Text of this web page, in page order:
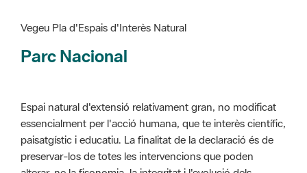
Espai natural d'extensió relativament gran, no modificat
preservar-los de totes les intervencions que poden
alterar-ne la fisonomia, la integritat i l'evolució dels
sistemes naturals. Aquesta figura ve definida en la Llei
12/1985, de 13 de juny, d'espais naturals.